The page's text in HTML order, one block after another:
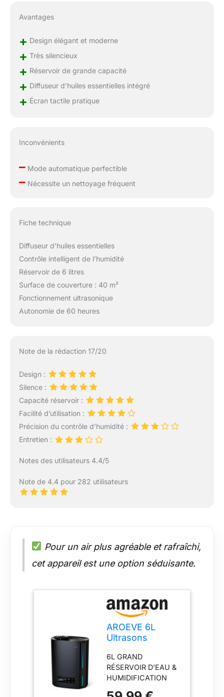
produit une brume
rapidement l'humidité
brume atteint jusqu'à
parfaitement à vos
Avantages
+ Design élégant et moderne
+ Très silencieux
+ Réservoir de grande capacité
+ Diffuseur d’huiles essentielles intégré
+ Écran tactile pratique
Inconvénients
–Mode automatique perfectible
–Nécessite un nettoyage fréquent
Fiche technique
Diffuseur d’huiles essentielles
Contrôle intelligent de l’humidité
Réservoir de 6 litres
Surface de couverture : 40 m²
Fonctionnement ultrasonique
Autonomie de 60 heures
Note de la rédaction 17/20
Design :
Silence :
Capacité réservoir :
Facilité d’utilisation :
Précision du contrôle d’humidité :
Entretien :
Notes des utilisateurs 4.4/5
Note de 4.4 pour 282 utilisateurs
Pour un air plus agréable et rafraîchi,
cet appareil est une option séduisante.
AROEVE 6L
Ultrasons
d'Air Chambre
60h Silencieux
25dB
6L GRAND
RÉSERVOIR D'EAU &
HUMIDIFICATION